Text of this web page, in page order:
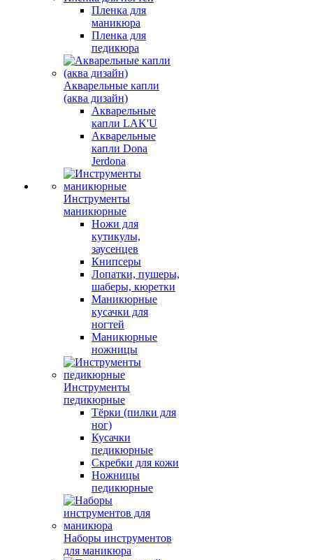
Пленка для
маникюра
Пленка для
педикюра
Акварельные капли
(аква дизайн)
Акварельные
капли LAK'U
Акварельные
капли Dona
Jerdona
Инструменты
маникюрные
Ножи для
кутикулы,
заусенцев
Книпсеры
Лопатки, пушеры,
шаберы, кюретки
Маникюрные
кусачки для
ногтей
Маникюрные
ножницы
Инструменты
педикюрные
Тёрки (пилки для
ног)
Кусачки
педикюрные
Скребки для кожи
Ножницы
педикюрные
Наборы инструментов
для маникюра